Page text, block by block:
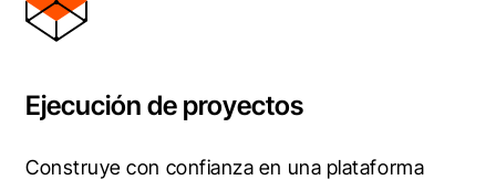
Ejecución de proyectos
Construye con confianza en una plataforma